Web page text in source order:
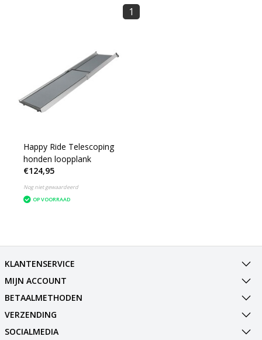
1
Happy Ride Telescoping
honden loopplank
€124,95
Nog niet gewaardeerd
OP VOORRAAD
KLANTENSERVICE
MIJN ACCOUNT
BETAALMETHODEN
VERZENDING
SOCIALMEDIA